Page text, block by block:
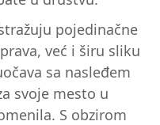
pojedinačne
već i širu sliku
sa nasleđem
svoje mesto u
S obzirom